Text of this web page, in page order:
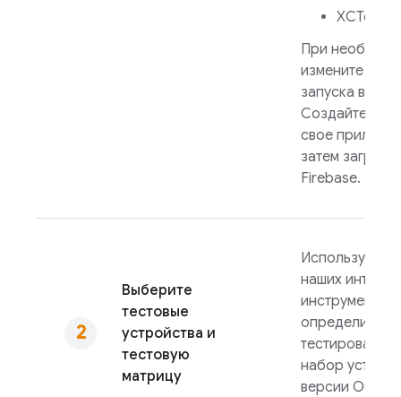
XCTest
При
измените тест
запуска в
Создайте и
свое
затем
Firebase.
Выберите
тестовые
устройства и
тестовую
матрицу
Используя
наших
инструментов,
определите
набор
версии ОС,